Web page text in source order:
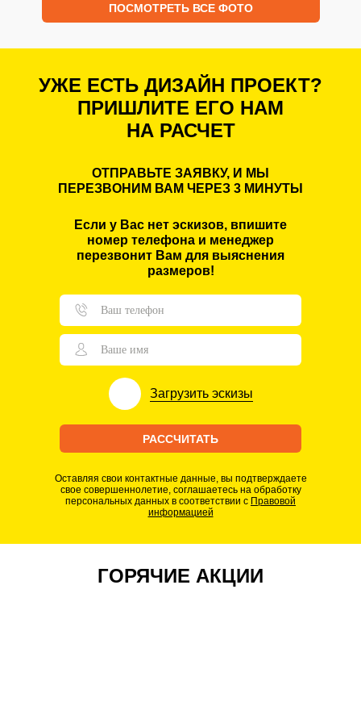
ПОСМОТРЕТЬ ВСЕ ФОТО
УЖЕ ЕСТЬ ДИЗАЙН ПРОЕКТ?
ПРИШЛИТЕ ЕГО НАМ
НА РАСЧЕТ
ОТПРАВЬТЕ ЗАЯВКУ, И МЫ
ПЕРЕЗВОНИМ ВАМ ЧЕРЕЗ 3 МИНУТЫ
Если у Вас нет эскизов, впишите
номер телефона и менеджер
перезвонит Вам для выяснения
размеров!
Загрузить эскизы
РАССЧИТАТЬ
Оставляя свои контактные данные, вы подтверждаете
свое совершеннолетие, соглашаетесь на обработку
персональных данных в соответствии с Правовой
информацией
ГОРЯЧИЕ АКЦИИ